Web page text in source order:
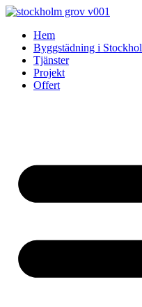
Skip
contentHem
Byggstädning i
Tjänster
Projekt
Offert